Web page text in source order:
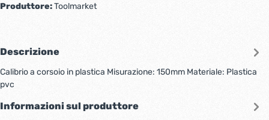
Produttore:Toolmarket
Descrizione
Calibrio a corsoio in plastica Misurazione: 150mm Materiale: Plastica
pvc
Informazioni sul produttore